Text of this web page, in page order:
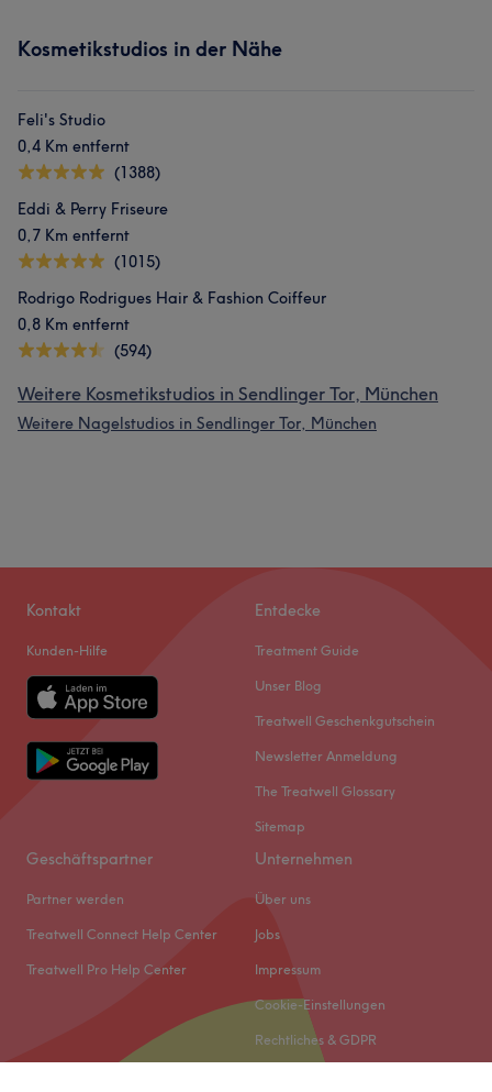
Kosmetikstudios in der Nähe
Feli's Studio
0,4 Km entfernt
(1388)
Eddi & Perry Friseure
0,7 Km entfernt
(1015)
Rodrigo Rodrigues Hair & Fashion Coiffeur
0,8 Km entfernt
(594)
Weitere Kosmetikstudios in Sendlinger Tor, München
Weitere Nagelstudios in Sendlinger Tor, München
Kontakt
Kunden-Hilfe
Entdecke
Treatment Guide
Unser Blog
Treatwell Geschenkgutschein
Newsletter Anmeldung
The Treatwell Glossary
Sitemap
Geschäftspartner
Partner werden
Treatwell Connect Help Center
Treatwell Pro Help Center
Unternehmen
Über uns
Jobs
Impressum
Cookie-Einstellungen
Rechtliches & GDPR